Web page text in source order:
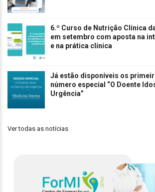
6.º Curso de Nutrição Clínica
em setembro com aposta na
e na prática clínica
Já estão disponíveis os
número especial “O Doente
Urgência”
Ver todas as notícias